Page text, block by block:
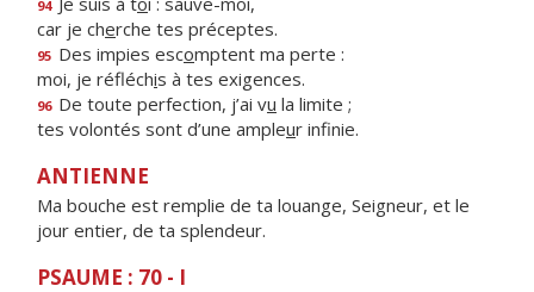
94
car je cherche tes préceptes.
95 Des impies escomptent ma perte :
moi, je réfléchis à tes exigences.
96 De toute perfection, j’ai vu la limite ;
tes volontés sont d’une ampleur infinie.
ANTIENNE
Ma bouche est remplie de ta louange, Seigneur, et le
jour entier, de ta splendeur.
PSAUME : 70 - I